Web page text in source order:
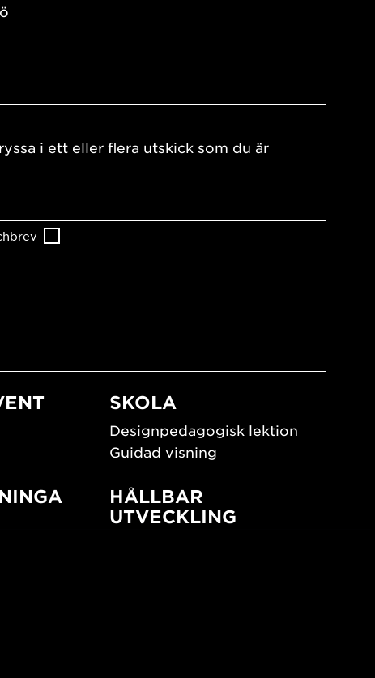
i ett eller flera utskick som du är
SKOLA
Designpedagogisk lektion
Guidad visning
HÅLLBAR
UTVECKLING